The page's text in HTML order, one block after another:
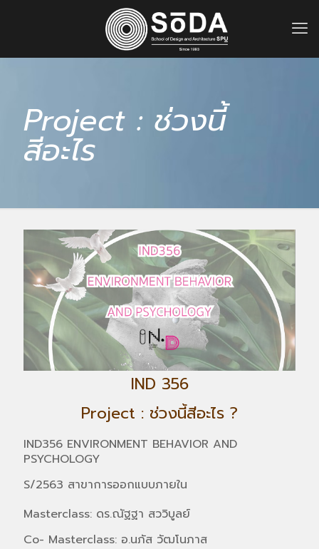
Project : ช่วงนี้
สีอะไร
IND 356
Project : ช่วงนี้สีอะไร ?
IND356 ENVIRONMENT BEHAVIOR AND
PSYCHOLOGY
S/2563 สาขาการออกแบบภายใน
Masterclass: ดร.ณัฐฐา สววิบูลย์
Co- Masterclass: อ.นภัส วัฒโนภาส